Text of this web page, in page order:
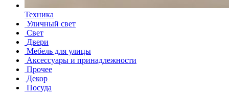
Техника
Уличный свет
Свет
Двери
Мебель для улицы
Аксессуары и принадлежности
Прочее
Декор
Посуда